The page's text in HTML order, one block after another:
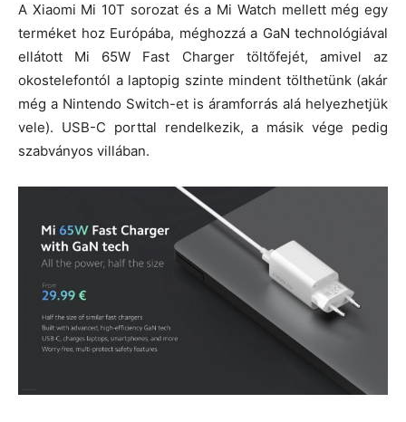
A Xiaomi Mi 10T sorozat és a Mi Watch mellett még egy
terméket hoz Európába, méghozzá a GaN technológiával
ellátott Mi 65W Fast Charger töltőfejét, amivel az
okostelefontól a laptopig szinte mindent tölthetünk (akár
még a Nintendo Switch-et is áramforrás alá helyezhetjük
vele). USB-C porttal rendelkezik, a másik vége pedig
szabványos villában.